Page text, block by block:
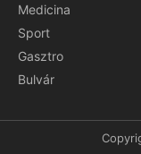
Medicina
Sport
Gasztro
Bulvár